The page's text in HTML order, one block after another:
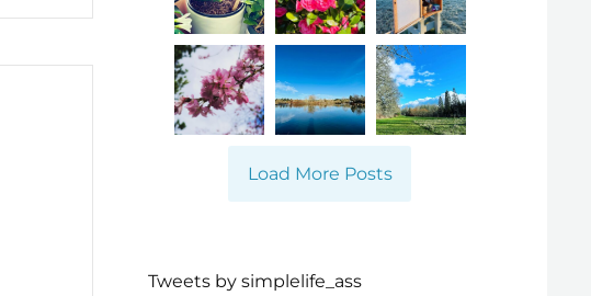
Load More Posts
Tweets by simplelife_ass